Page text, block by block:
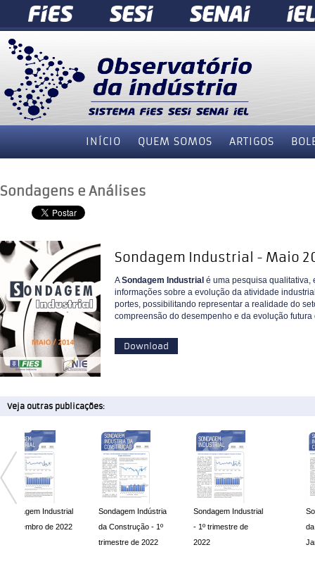
INÍCIO QUEM SOMOS ARTIGOS
Sondagens e Análises
Sondagem Industrial - Maio
ASondagem Industrial é uma pesquisa qualitativa,
informações sobre a evolução da atividade
portes, possibilitando representar a realidade do
compreensão do desempenho e da evolução
Download
Veja outras publicações:
Sondagem Indústria
da Construção - 1º
Sondagem Industrial
- 1º trimestre de
2022
Sondagem Indústria
da Construção -